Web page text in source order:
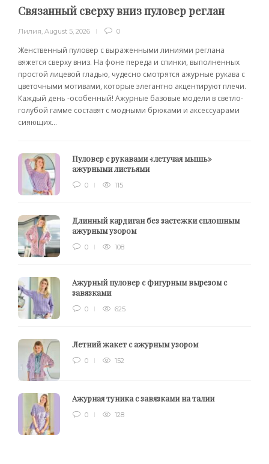
Связанный сверху вниз пуловер реглан
Лилия August 5, 2026 0
Женственный пуловер с выраженными линиями реглана
вяжется сверху вниз. На фоне переда и спинки, выполненных
простой лицевой гладью, чудесно смотрятся ажурные рукава с
цветочными мотивами, которые элегантно акцентируют плечи.
Каждый день -особенный! Ажурные базовые модели в светло-
голубой гамме составят с модными брюками и аксессуарами
сияющих...
Пуловер с рукавами «летучая мышь»
ажурными листьями
0 115
Длинный кардиган без застежки сплошным
ажурным узором
0 108
Ажурный пуловер с фигурным вырезом с
завязками
0 625
Летний жакет с ажурным узором
0 152
Ажурная туника с завязками на талии
0 128